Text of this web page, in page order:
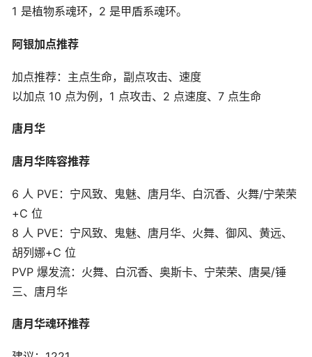
1 是植物系魂环，2 是甲盾系魂环。
阿银加点推荐
加点推荐：主点生命，副点攻击、速度
以加点 10 点为例，1 点攻击、2 点速度、7 点生命
唐月华
唐月华阵容推荐
6 人 PVE：宁风致、鬼魅、唐月华、白沉香、火舞/宁荣荣
+C 位
8 人 PVE：宁风致、鬼魅、唐月华、火舞、御风、黄远、
胡列娜+C 位
PVP 爆发流：火舞、白沉香、奥斯卡、宁荣荣、唐昊/锤
三、唐月华
唐月华魂环推荐